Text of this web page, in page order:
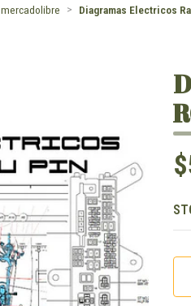
mercadolibre Diagramas Electricos